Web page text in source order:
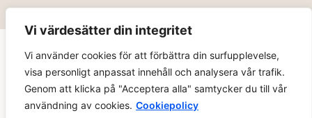
Vi värdesätter din integritet
Vi använder cookies för att förbättra din surfupplevelse,
visa personligt anpassat innehåll och analysera vår trafik.
Genom att klicka på "Acceptera alla" samtycker du till vår
användning av cookies. Cookiepolicy
TRF KORT®är ett registrerat varumärke som innehas av
ABC Digital AB (nr 636465) hosPatent- och
registreringsverket
.